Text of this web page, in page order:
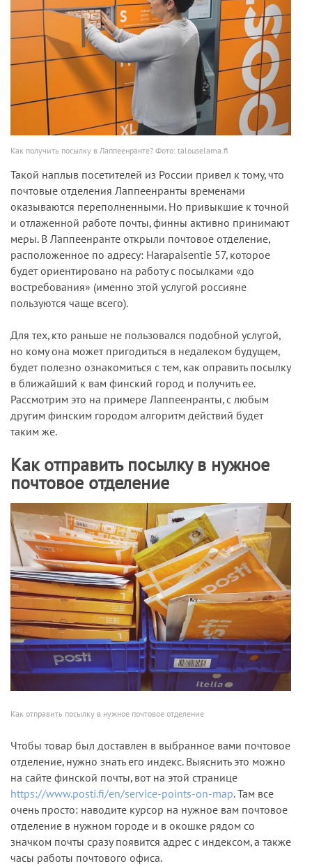
Как получить посылку в Лаппеенранте? Фото: talouselama.fi
Такой наплыв посетителей из России привел к тому, что
почтовые отделения Лаппеенранты временами
оказываются переполненными. Но привыкшие к точной
и отлаженной работе почты, финны активно принимают
меры. В Лаппеенранте открыли почтовое отделение,
расположенное по адресу: Harapaisentie 57, которое
будет ориентировано на работу с посылками «до
востребования» (именно этой услугой россияне
пользуются чаще всего).
Для тех, кто раньше не пользовался подобной услугой,
но кому она может пригодиться в недалеком будущем,
будет полезно ознакомиться с тем, как оправить посылку
в ближайший к вам финский город и получить ее.
Рассмотрим это на примере Лаппеенранты, с любым
другим финским городом алгоритм действий будет
таким же.
Как отправить посылку в нужное
почтовое отделение
Как отправить посылку в нужное почтовое отделение
Чтобы товар был доставлен в выбранное вами почтовое
отделение, нужно знать его индекс. Выяснить это можно
на сайте финской почты, вот на этой странице
https://www.posti.fi/en/service-points-on-map. Там все
очень просто: наводите курсор на нужное вам почтовое
отделение в нужном городе и в окошке рядом со
значком почты сразу появится адрес с индексом, а также
часы работы почтового офиса.